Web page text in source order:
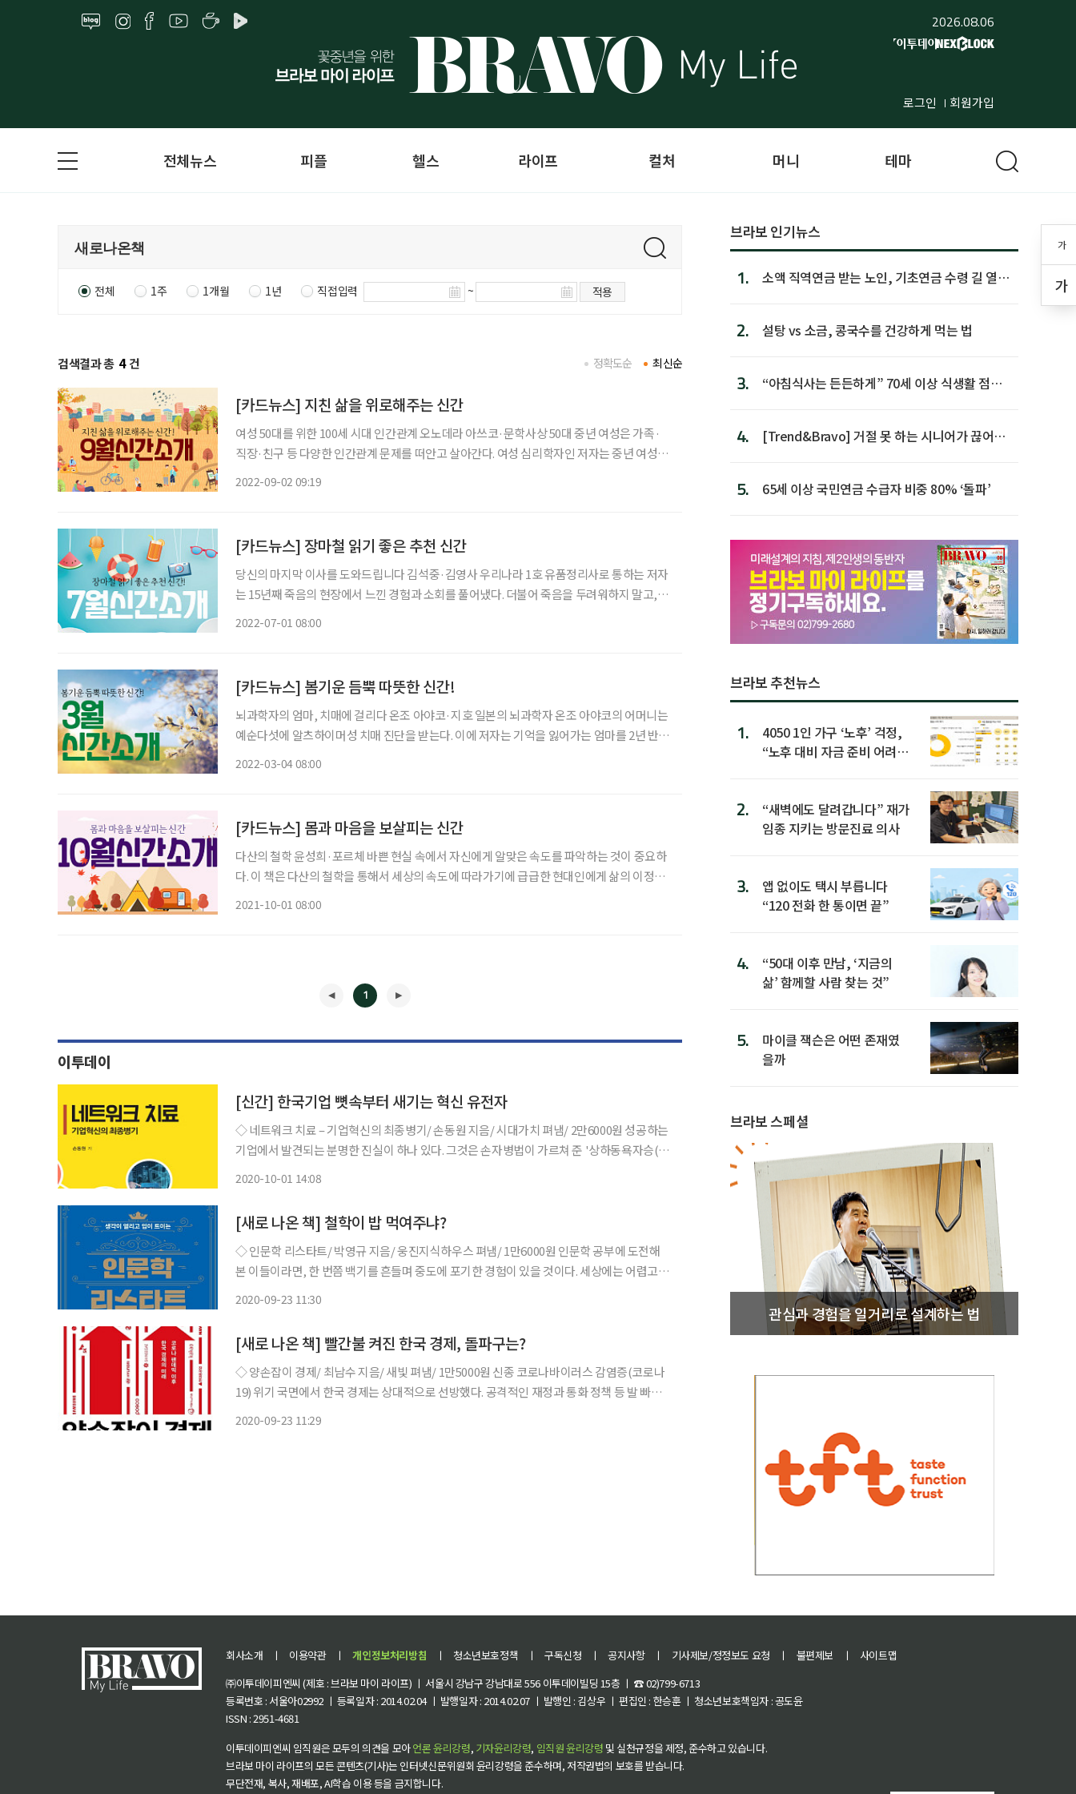
2026.08.06
로그인 회원가입
가
가
전체뉴스 피플 헬스 라이프 컬처 머니 테마
전체 1주 1개월 1년 직접입력 ~ 적용
검색결과 총 4 건 최신순
정확도순
[카드뉴스] 지친 삶을 위로해주는 신간
여성 50대를 위한 100세 시대 인간관계 오노데라 아쓰코·문학사상 50대 중년 여성은 가족·
직장·친구 등 다양한 인간관계 문제를 떠안고 살아간다. 여성 심리학자인 저자는 중년 여성의
2022-09-02 09:19
[카드뉴스] 장마철 읽기 좋은 추천 신간
당신의 마지막 이사를 도와드립니다 김석중·김영사 우리나라 1호 유품정리사로 통하는 저자
는 15년째 죽음의 현장에서 느낀 경험과 소회를 풀어냈다. 더불어 죽음을 두려워하지 말고,
2022-07-01 08:00
[카드뉴스] 봄기운 듬뿍 따뜻한 신간!
뇌과학자의 엄마, 치매에 걸리다 온조 아야코·지호 일본의 뇌과학자 온조 아야코의 어머니는
예순다섯에 알츠하이머성 치매 진단을 받는다. 이에 저자는 기억을 잃어가는 엄마를 2년 반에
2022-03-04 08:00
[카드뉴스] 몸과 마음을 보살피는 신간
다산의 철학 윤성희·포르체 바쁜 현실 속에서 자신에게 알맞은 속도를 파악하는 것이 중요하
다. 이 책은 다산의 철학을 통해서 세상의 속도에 따라가기에 급급한 현대인에게 삶의 이정표
2021-10-01 08:00
◀
1
▶
이투데이
[신간] 한국기업 뼛속부터 새기는 혁신 유전자
◇ 네트워크 치료 – 기업혁신의 최종병기/ 손동원 지음/ 시대가치 펴냄/ 2만6000원 성공하는
기업에서 발견되는 분명한 진실이 하나 있다. 그것은 손자병법이 가르쳐 준 '상하동욕자승(上
2020-10-01 14:08
[새로 나온 책] 철학이 밥 먹여주냐?
◇ 인문학 리스타트/ 박영규 지음/ 웅진지식하우스 펴냄/ 1만6000원 인문학 공부에 도전해
본 이들이라면, 한 번쯤 백기를 흔들며 중도에 포기한 경험이 있을 것이다. 세상에는 어렵고
2020-09-23 11:30
[새로 나온 책] 빨간불 켜진 한국 경제, 돌파구는?
◇ 양손잡이 경제/ 최남수 지음/ 새빛 펴냄/ 1만5000원 신종 코로나바이러스 감염증(코로나
19) 위기 국면에서 한국 경제는 상대적으로 선방했다. 공격적인 재정과 통화 정책 등 발 빠른
2020-09-23 11:29
브라보 인기뉴스
1.
소액 직역연금 받는 노인, 기초연금 수령 길 열린
2. 설탕 vs 소금, 콩국수를 건강하게 먹는 법
3.
“아침식사는 든든하게” 70세 이상 식생활 점수
4.
[Trend&Bravo] 거절 못 하는 시니어가 끊어야
5. 65세 이상 국민연금 수급자 비중 80% ‘돌파’
브라보 추천뉴스
1.
4050 1인 가구 ‘노후’ 걱정,
“노후 대비 자금 준비 어려
2.
“새벽에도 달려갑니다” 재가
임종 지키는 방문진료 의사
3.
앱 없이도 택시 부릅니다
“120 전화 한 통이면 끝”
4.
“50대 이후 만남, ‘지금의
삶’ 함께할 사람 찾는 것”
5.
마이클 잭슨은 어떤 존재였
을까
브라보 스페셜
관심과 경험을 일거리로 설계하는 법
회사소개 ㅣ 이용약관 ㅣ 개인정보처리방침 ㅣ 청소년보호정책 ㅣ 구독신청 ㅣ 공지사항 ㅣ 기사제보/정정보도 요청 ㅣ 불편제보 ㅣ
사이트맵
㈜이투데이피엔씨 (제호 : 브라보 마이 라이프) ㅣ 서울시 강남구 강남대로 556 이투데이빌딩 15층 ㅣ ☎ 02)799-6713
등록번호 : 서울아02992 ㅣ 등록일자 : 2014.02.04 ㅣ 발행일자 : 2014.02.07 ㅣ 발행인 : 김상우 ㅣ 편집인 : 한승훈 ㅣ 청소년보호책임자 : 공도윤
ISSN : 2951-4681
이투데이피엔씨 임직원은 모두의 의견을 모아언론 윤리강령, 기자윤리강령, 임직원 윤리강령 및 실천규정을 제정, 준수하고 있습니다.
브라보 마이 라이프의 모든 콘텐츠(기사)는 인터넷신문위원회 윤리강령을 준수하며, 저작권법의 보호를 받습니다.
무단전재, 복사, 재배포, AI학습 이용 등을 금지합니다.